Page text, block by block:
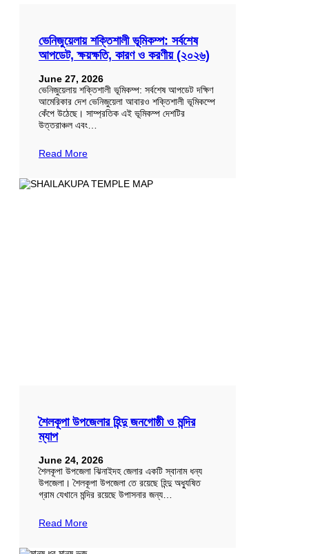
ভেনিজুয়েলায় শক্তিশালী ভূমিকম্প: সর্বশেষ
আপডেট, ক্ষয়ক্ষতি, কারণ ও করণীয় (২০২৬)
June 27, 2026
ভেনিজুয়েলায় শক্তিশালী ভূমিকম্প: সর্বশেষ আপডেট দক্ষিণ
আমেরিকার দেশ ভেনিজুয়েলা আবারও শক্তিশালী ভূমিকম্পে
কেঁপে উঠেছে। সাম্প্রতিক এই ভূমিকম্প দেশটির
উত্তরাঞ্চল এবং…
Read More
শৈলকূপা উপজেলার হিন্দু জনগোষ্ঠী ও মন্দির
ম্যাপ
June 24, 2026
শৈলকূপা উপজেলা ঝিনাইদহ জেলার একটি স্বানাম ধন্য
উপজেলা। শৈলকূপা উপজেলা তে রয়েছে হিন্দু অধ্যুষিত
গ্রাম যেখানে মন্দির রয়েছে উপাসনার জন্য…
Read More